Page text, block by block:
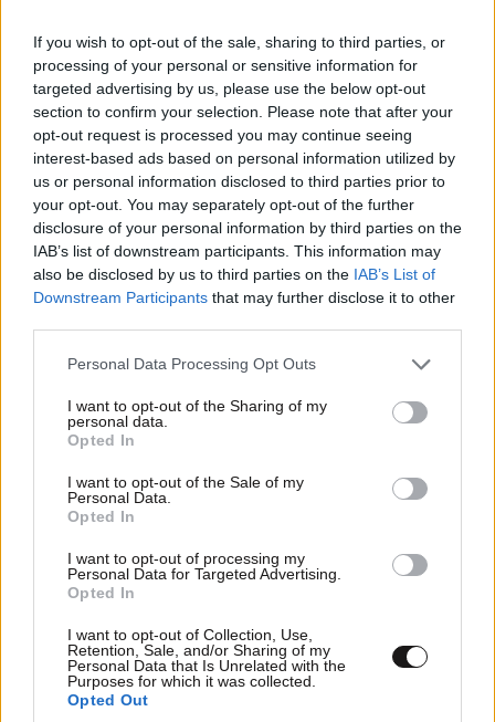
If you wish to opt-out of the sale, sharing to third parties, or
processing of your personal or sensitive information for
targeted advertising by us, please use the below opt-out
section to confirm your selection. Please note that after your
opt-out request is processed you may continue seeing
interest-based ads based on personal information utilized by
us or personal information disclosed to third parties prior to
your opt-out. You may separately opt-out of the further
disclosure of your personal information by third parties on the
IAB’s list of downstream participants. This information may
also be disclosed by us to third parties on the IAB’s List of
Downstream Participants that may further disclose it to other
Please note that this website/app uses one or more Google
not limited to your visit or usage behaviour. You may click to
grant or deny consent to Google and its third-party tags to
use your data for below specified purposes in below Google
consent section.
Personal Data Processing Opt Outs
I want to opt-out of the Sharing of my
personal data.
Opted In
I want to opt-out of the Sale of my
Personal Data.
Opted In
I want to opt-out of processing my
Personal Data for Targeted Advertising.
Opted In
I want to opt-out of Collection, Use,
Retention, Sale, and/or Sharing of my
Personal Data that Is Unrelated with the
Purposes for which it was collected.
Opted Out
ΑΘΛΗΤΙΚΑ 07·08·2026 15:45
Η οργή για Γουόκαπ, το μέλλον του Ιωαννίδη
και τα χαμόγελα στην ΑΕΚ βλέποντας τους
ανταγωνιστές